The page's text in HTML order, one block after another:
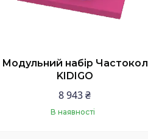
Модульний набір Частокол
KIDIGO
8 943 ₴
В наявності